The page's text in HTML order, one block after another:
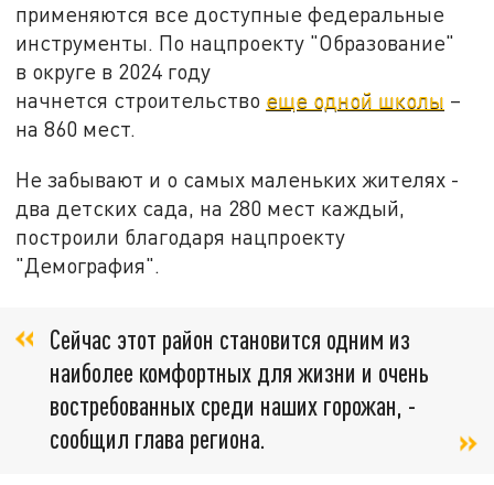
применяются все доступные федеральные
инструменты. По нацпроекту "Образование"
в округе в 2024 году
начнется строительство еще одной школы –
на 860 мест.
Не забывают и о самых маленьких жителях -
два детских сада, на 280 мест каждый,
построили благодаря нацпроекту
"Демография".
Сейчас этот район становится одним из
наиболее комфортных для жизни и очень
востребованных среди наших горожан, -
сообщил глава региона.